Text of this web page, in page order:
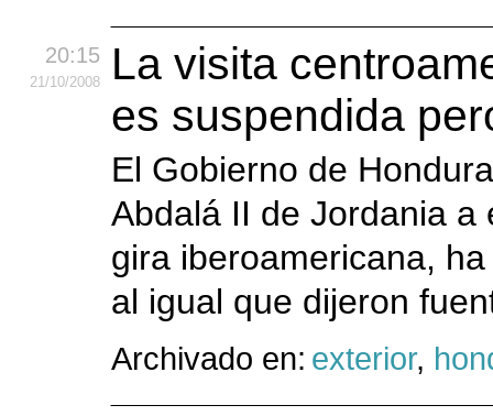
20:15
21/10/2008
La visita
es suspendida
El Gobierno de
Abdalá II de Jordania
gira iberoamericana,
al igual que dijeron
Archivado en: exterior,